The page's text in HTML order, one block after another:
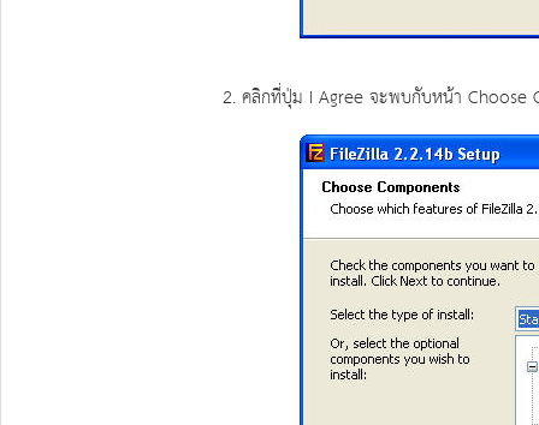
2. คลิกที่ปุ่ม I Agree จะพบกับหน้า Choose